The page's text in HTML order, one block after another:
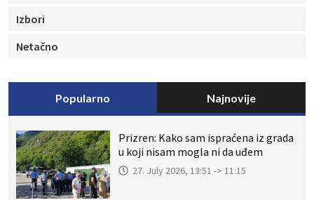
Izbori
Netačno
Popularno Najnovije
Prizren: Kako sam ispraćena iz grada
u koji nisam mogla ni da uđem
27. July 2026, 13:51 -> 11:15